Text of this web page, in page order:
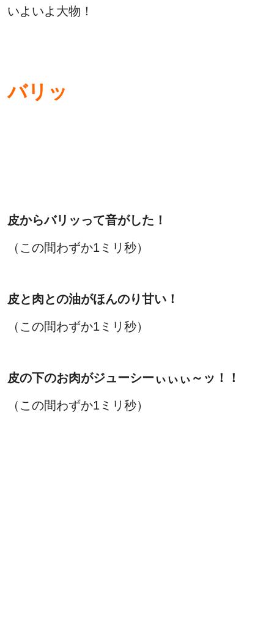
いよいよ大物！
バリッ
皮からバリッって音がした！
（この間わずか1ミリ秒）
皮と肉との油がほんのり甘い！
（この間わずか1ミリ秒）
皮の下のお肉がジューシーぃぃぃ～ッ！！
（この間わずか1ミリ秒）